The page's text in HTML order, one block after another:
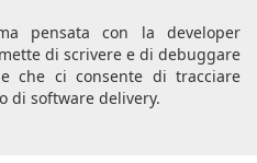
pensata con la developer
di scrivere e di debuggare
che ci consente di tracciare
di software delivery.